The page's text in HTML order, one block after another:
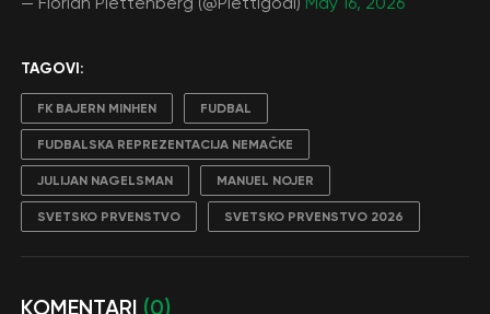
TAGOVI:
FK BAJERN MINHEN FUDBAL
FUDBALSKA REPREZENTACIJA NEMAČKE
JULIJAN NAGELSMAN MANUEL NOJER
SVETSKO PRVENSTVO SVETSKO PRVENSTVO 2026
KOMENTARI (0)